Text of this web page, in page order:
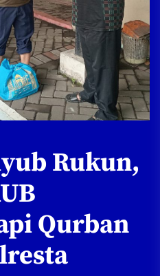
Rukun,
Qurban